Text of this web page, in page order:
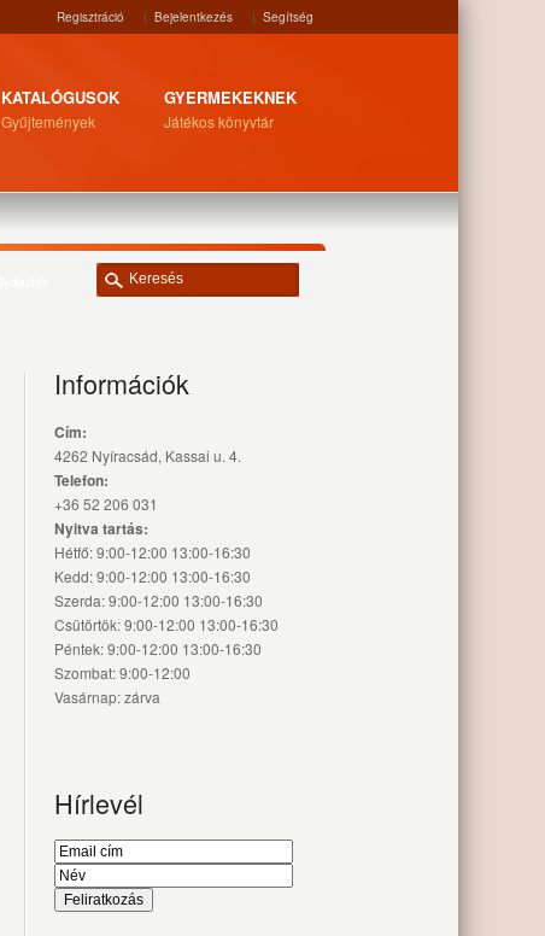
Regisztráció | Bejelentkezés | Segítség
KATALÓGUSOK
Gyűjtemények
GYERMEKEKNEK
Játékos könyvtár
Információk
Cím:
4262 Nyíracsád, Kassai u. 4.
Telefon:
+36 52 206 031
Nyitva tartás:
Hétfő: 9:00-12:00 13:00-16:30
Kedd: 9:00-12:00 13:00-16:30
Szerda: 9:00-12:00 13:00-16:30
Csütörtök: 9:00-12:00 13:00-16:30
Péntek: 9:00-12:00 13:00-16:30
Szombat: 9:00-12:00
Vasárnap: zárva
Hírlevél